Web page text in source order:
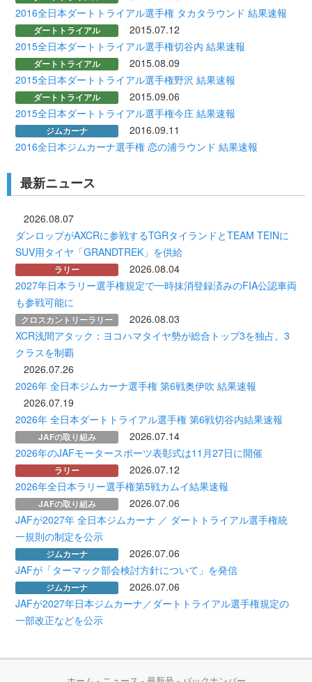
2016全日本ダートトライアル選手権 タカタラウンド 結果速報
ダートトライアル
2015.07.12
2015全日本ダートトライアル選手権切谷内 結果速報
ダートトライアル
2015.08.09
2015全日本ダートトライアル選手権野沢 結果速報
ダートトライアル
2015.09.06
2015全日本ダートトライアル選手権今庄 結果速報
ジムカーナ
2016.09.11
2016全日本ジムカーナ選手権 恋の浦ラウンド 結果速報
最新ニュース
2026.08.07
ダンロップがAXCRに参戦するTGRタイランドとTEAM TEINに
SUV用タイヤ「GRANDTREK」を供給
ラリー
2026.08.04
2027年日本ラリー選手権規定で一時抹消登録済みのFIA公認車両
も参戦可能に
クロスカントリーラリー
2026.08.03
XCR浅間アタック：ヨコハマタイヤ勢が総合トップ3を独占。3
クラスを制覇
2026.07.26
2026年 全日本ジムカーナ選手権 第6戦奥伊吹 結果速報
2026.07.19
2026年 全日本ダートトライアル選手権 第6戦切谷内結果速報
JAFの取り組み
2026.07.14
2026年のJAFモータースポーツ表彰式は11月27日に開催
ラリー
2026.07.12
2026年全日本ラリー選手権第5戦カムイ結果速報
JAFの取り組み
2026.07.06
JAFが2027年 全日本ジムカーナ ／ ダートトライアル選手権統
一規則の制定を公示
ジムカーナ
2026.07.06
JAFが「ターマック部会検討方針について」を発信
ジムカーナ
2026.07.06
JAFが2027年日本ジムカーナ／ダートトライアル選手権規定の
一部改正などを公示